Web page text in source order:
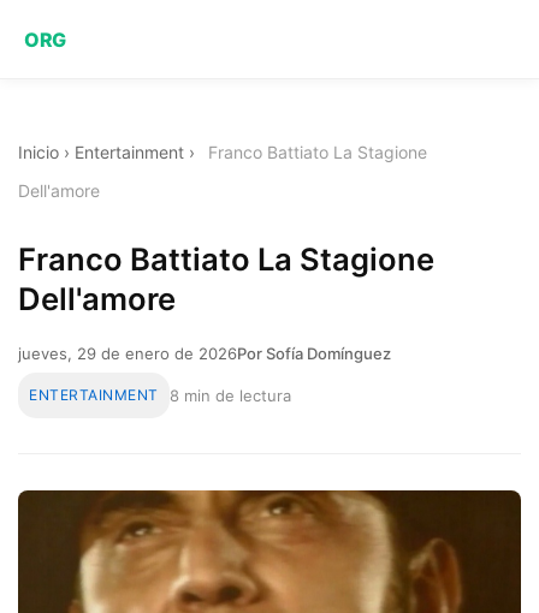
ORG
Inicio › Entertainment ›
Franco Battiato La Stagione
Dell'amore
Franco Battiato La Stagione
Dell'amore
jueves, 29 de enero de 2026Por Sofía Domínguez
ENTERTAINMENT 8 min de lectura